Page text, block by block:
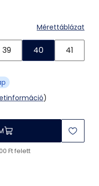
Mérettáblázat
39 40 41
)
Ft felett